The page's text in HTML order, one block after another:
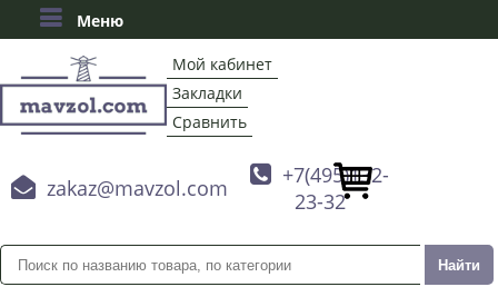
Меню
Мой кабинет
Закладки
Сравнить
 zakaz@mavzol.com
 +7(495)132-
23-32